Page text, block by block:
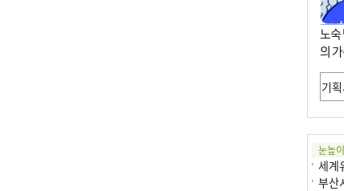
노숙
의
와
눈높
세계
부산